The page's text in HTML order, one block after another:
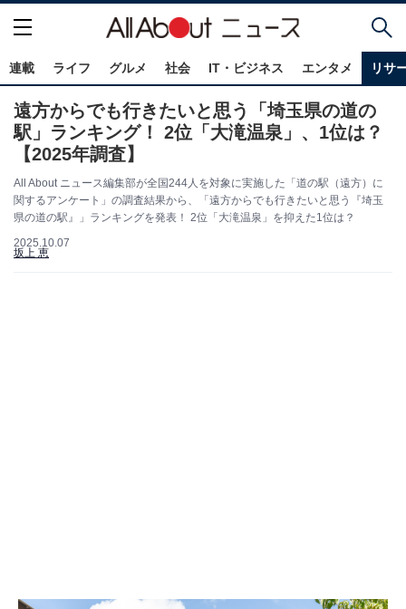
連載 ライフ グルメ 社会 IT・ビジネス エンタメ リサ
遠方からでも行きたいと思う「埼玉県の道の
駅」ランキング！ 2位「大滝温泉」、1位は？
【2025年調査】
All About ニュース編集部が全国244人を対象に実施した「道の駅（遠方）に
関するアンケート」の調査結果から、「遠方からでも行きたいと思う『埼玉
県の道の駅』」ランキングを発表！ 2位「大滝温泉」を抑えた1位は？
2025.10.07
坂上 恵